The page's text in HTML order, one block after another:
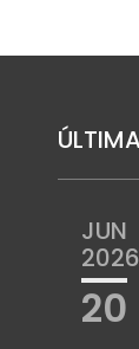
JUN
2026
20